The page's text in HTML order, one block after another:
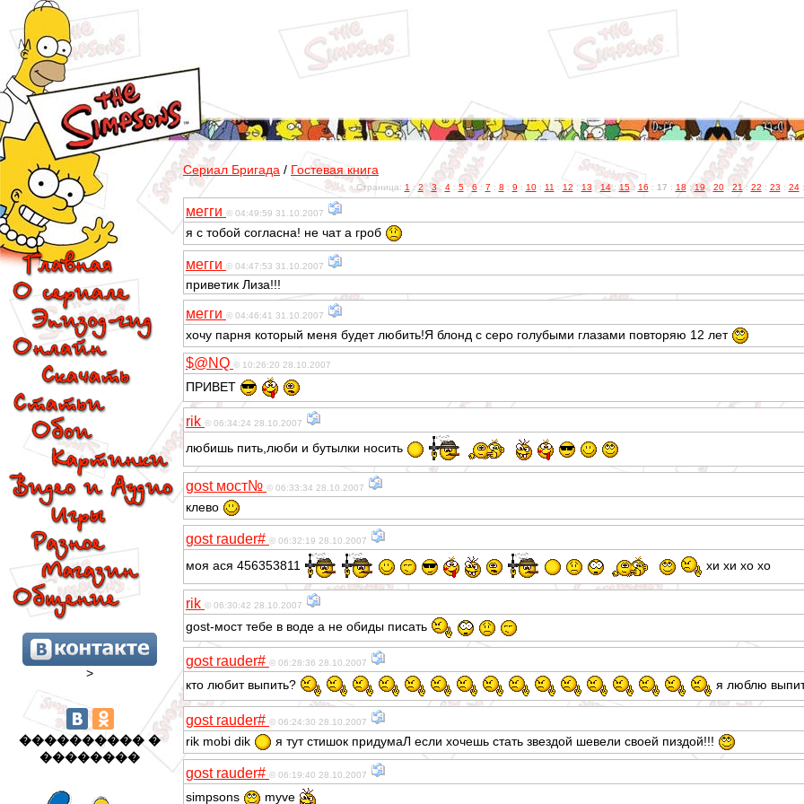
>
���������� �
��������
Сериал Бригада / Гостевая книга
Страница: 1 : 2:3: 4: 5:6 : 7 : 8 : 9 : 10: 11 : 12 : 13 : 14: 15: 16 : 17 : 18 :19: 20: 21 : 22 : 23 : 24
мегги © 04:49:59 31.10.2007
я с тобой согласна! не чат а гроб
мегги © 04:47:53 31.10.2007
приветик Лиза!!!
мегги © 04:46:41 31.10.2007
хочу парня который меня будет любить!Я блонд с серо голубыми глазами повторяю 12 лет
$@NQ © 10:26:20 28.10.2007
ПРИВЕТ
rik © 06:34:24 28.10.2007
любишь пить,люби и бутылки носить
gost мост№ © 06:33:34 28.10.2007
клево
gost rauder# © 06:32:19 28.10.2007
моя ася 456353811 хи хи хо хо
rik © 06:30:42 28.10.2007
gost-мост тебе в воде а не обиды писать
gost rauder# © 06:28:36 28.10.2007
кто любит выпить? я люблю
gost rauder# © 06:24:30 28.10.2007
rik mobi dik я тут стишок придумаЛ если хочешь стать звездой шевели своей пиздой!!!
gost rauder# © 06:19:40 28.10.2007
simpsons myve